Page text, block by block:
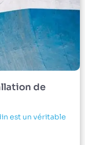
de
est un véritable